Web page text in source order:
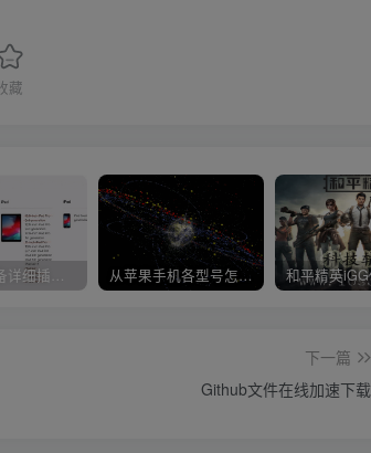
藏
ios手机设备详细插件平刷教程 从苹果手机各型号怎么越狱到怎么开科技完整教程
下一篇
Github文件在线加速下载